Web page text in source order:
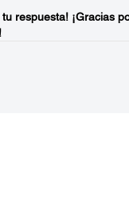
tu respuesta! ¡Gracias